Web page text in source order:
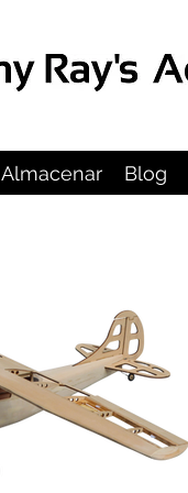
Almacenar Blog